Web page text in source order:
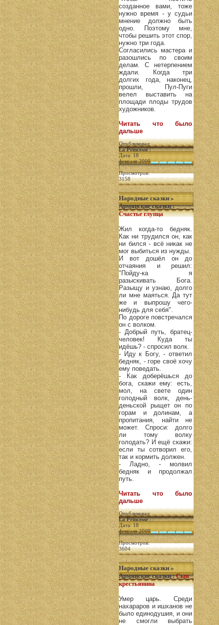
созданное вами, тоже
нужно время - у судьи
мнение должно быть
одно. Поэтому мне,
чтобы решить этот спор,
нужно три года.
Согласились мастера и
разошлись по своим
делам. С нетерпением
ждали. Когда три
долгих года, наконец,
прошли, Пул-Пуги
велел выставить на
площади плоды трудов
художников.
Читать что было
дальше
Опубликовал:
La Princesse|
Дата: 18
февраля 2009
|
Просмотров:
3158
Народные сказки »
Армянские сказки:
Счастье глупца
Жил когда-то бедняк.
Как ни трудился он, как
ни бился - всё никак не
мог выбиться из нужды.
И вот дошёл он до
отчаяния и решил:
"Пойду-ка я
разыскивать Бога.
Разыщу и узнаю, долго
ли мне маяться. Да тут
же и выпрошу чего-
нибудь для себя".
По дороге повстречался
он с волком.
- Добрый путь, братец-
человек! Куда ты
идёшь? - спросил волк.
- Иду к Богу, - ответил
бедняк, - горе своё хочу
ему поведать.
- Как доберёшься до
бога, скажи ему: есть,
мол, на свете один
голодный волк, день-
деньской рыщет он по
горам и долинам, а
пропитания, найти не
может. Спроси: долго
ли тому волку
голодать? И ещё скажи:
если ты сотворил его,
так и кормить должен.
- Ладно, - молвил
бедняк и продолжал
путь.
Читать что было
дальше
Опубликовал:
La Princesse|
Дата: 18
февраля 2009
|
Просмотров:
3604
Народные сказки »
Армянские сказки:Сын
крестьянина
Умер царь. Среди
нахараров и ишханов не
было единодушия, и они
не смогли выбрать